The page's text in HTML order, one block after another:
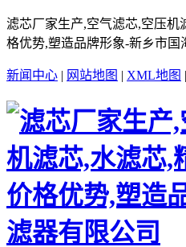
滤芯厂家生产,空气滤芯,空压机
格优势,塑造品牌形象-新乡市国
新闻中心 | 网站地图 | XML地图 |